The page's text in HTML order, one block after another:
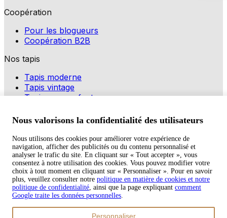
Coopération
Pour les blogueurs
Coopération B2B
Nos tapis
Tapis moderne
Tapis vintage
Tapis pour enfants
Modes de paiement
Copyright © 2026 TAPISO
Nous valorisons la confidentialité des utilisateurs
Nous utilisons des cookies pour améliorer votre expérience de
navigation, afficher des publicités ou du contenu personnalisé et
analyser le trafic du site. En cliquant sur « Tout accepter », vous
consentez à notre utilisation des cookies. Vous pouvez modifier votre
choix à tout moment en cliquant sur « Personnaliser ». Pour en savoir
plus, veuillez consulter notre politique en matière de cookies et notre
politique de confidentialité, ainsi que la page expliquant comment
Google traite les données personnelles.
Personnaliser
Panier